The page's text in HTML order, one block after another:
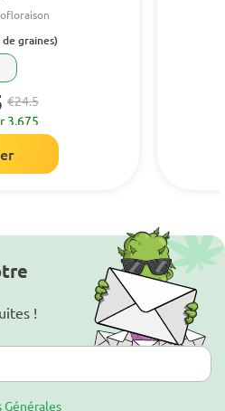
graines)
€24.5
3.675
!